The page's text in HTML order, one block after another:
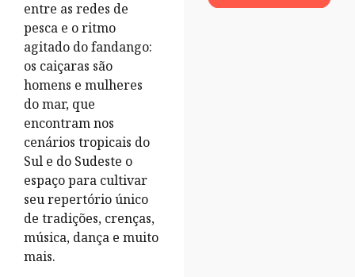
entre as redes de
pesca e o ritmo
agitado do fandango:
os caiçaras são
homens e mulheres
do mar, que
encontram nos
cenários tropicais do
Sul e do Sudeste o
espaço para cultivar
seu repertório único
de tradições, crenças,
música, dança e muito
mais.